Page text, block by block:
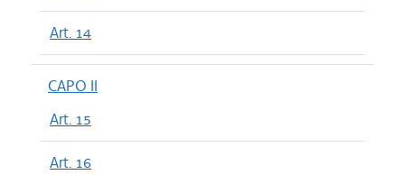
Art. 14
CAPO II
Art. 15
Art. 16